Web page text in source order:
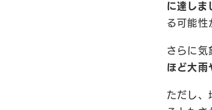
に達しま
る可能性
さらに気
ほど大雨
ただし、